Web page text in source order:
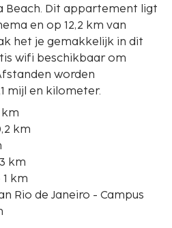
ligt
en op 12,2 km van
het je gemakkelijk in dit
wifi beschikbaar om
worden
mijl en kilometer.
km
km
km
Rio de Janeiro - Campus